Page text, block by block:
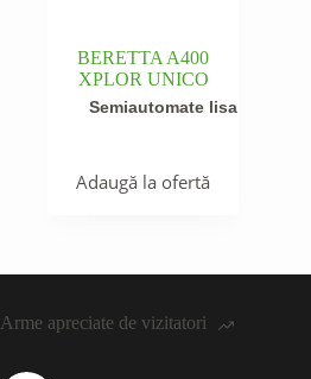
BERETTA A400
XPLOR UNICO
Semiautomate lisa
Adaugă la ofertă
Arme apreciate de vizitatori